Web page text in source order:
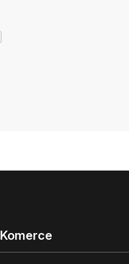
Komerce